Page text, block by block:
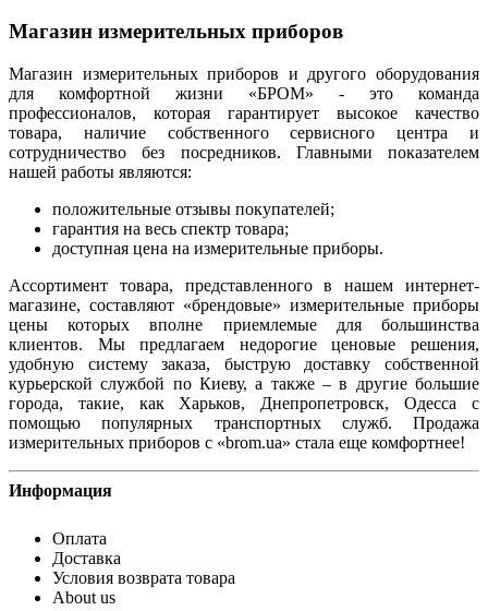
Магазин измерительных приборов
Магазин измерительных приборов и другого оборудования
для комфортной жизни «БРОМ» - это команда
профессионалов, которая гарантирует высокое качество
товара, наличие собственного сервисного центра и
сотрудничество без посредников. Главными показателем
нашей работы являются:
положительные отзывы покупателей;
гарантия на весь спектр товара;
доступная цена на измерительные приборы.
Ассортимент товара, представленного в нашем интернет-
магазине, составляют «брендовые» измерительные приборы
цены которых вполне приемлемые для большинства
клиентов. Мы предлагаем недорогие ценовые решения,
удобную систему заказа, быструю доставку собственной
курьерской службой по Киеву, а также – в другие большие
города, такие, как Харьков, Днепропетровск, Одесса с
помощью популярных транспортных служб. Продажа
измерительных приборов с «brom.ua» стала еще комфортнее!
Информация
Оплата
Доставка
Условия возврата товара
About us